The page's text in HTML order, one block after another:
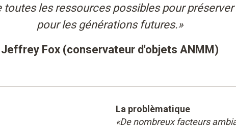
toutes les ressources possibles pour
pour les générations futures.»
Jeffrey Fox (conservateur d'objets ANMM)
La problèmatique
«De nombreux facteurs